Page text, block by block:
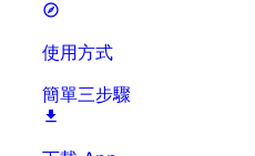
使用方式
簡單三步驟